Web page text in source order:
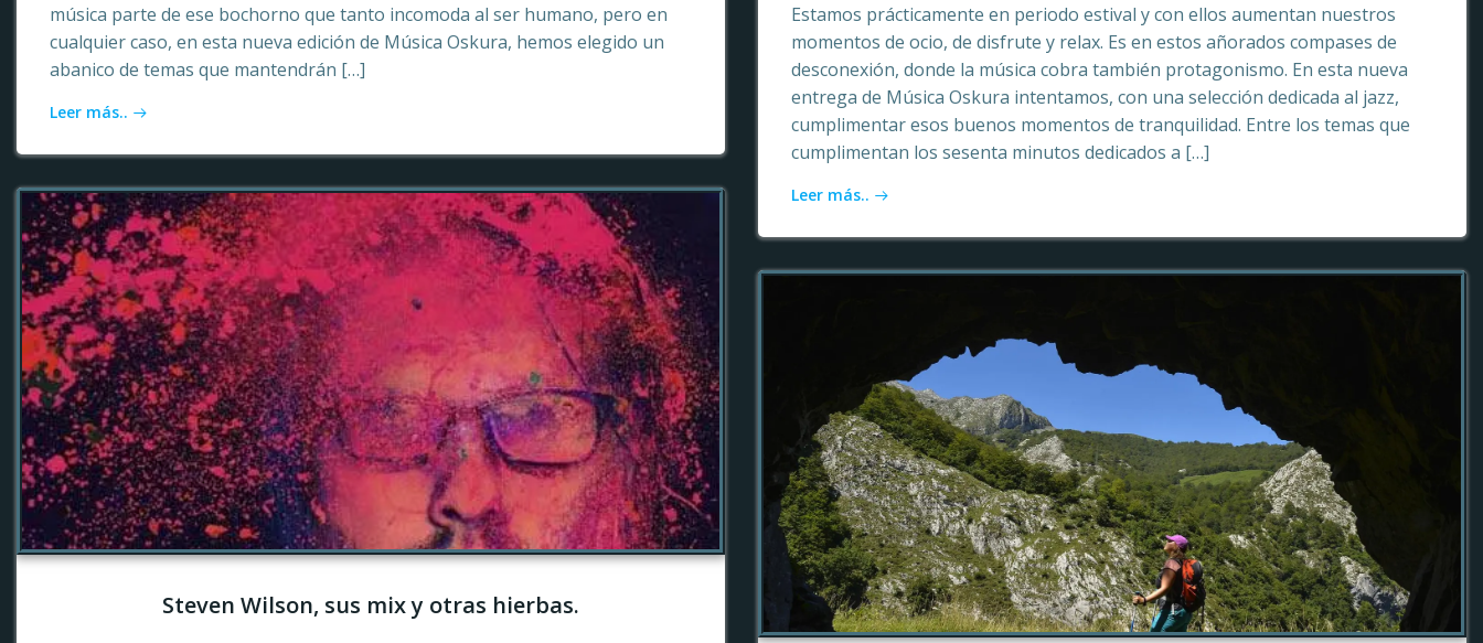
música parte de ese bochorno que tanto incomoda al ser humano, pero en
cualquier caso, en esta nueva edición de Música Oskura, hemos elegido un
abanico de temas que mantendrán […]
Leer más..
Estamos prácticamente en periodo estival y con ellos aumentan nuestros
momentos de ocio, de disfrute y relax. Es en estos añorados compases de
desconexión, donde la música cobra también protagonismo. En esta nueva
entrega de Música Oskura intentamos, con una selección dedicada al jazz,
cumplimentar esos buenos momentos de tranquilidad. Entre los temas que
cumplimentan los sesenta minutos dedicados a […]
Leer más..
Steven Wilson, sus mix y otras hierbas.